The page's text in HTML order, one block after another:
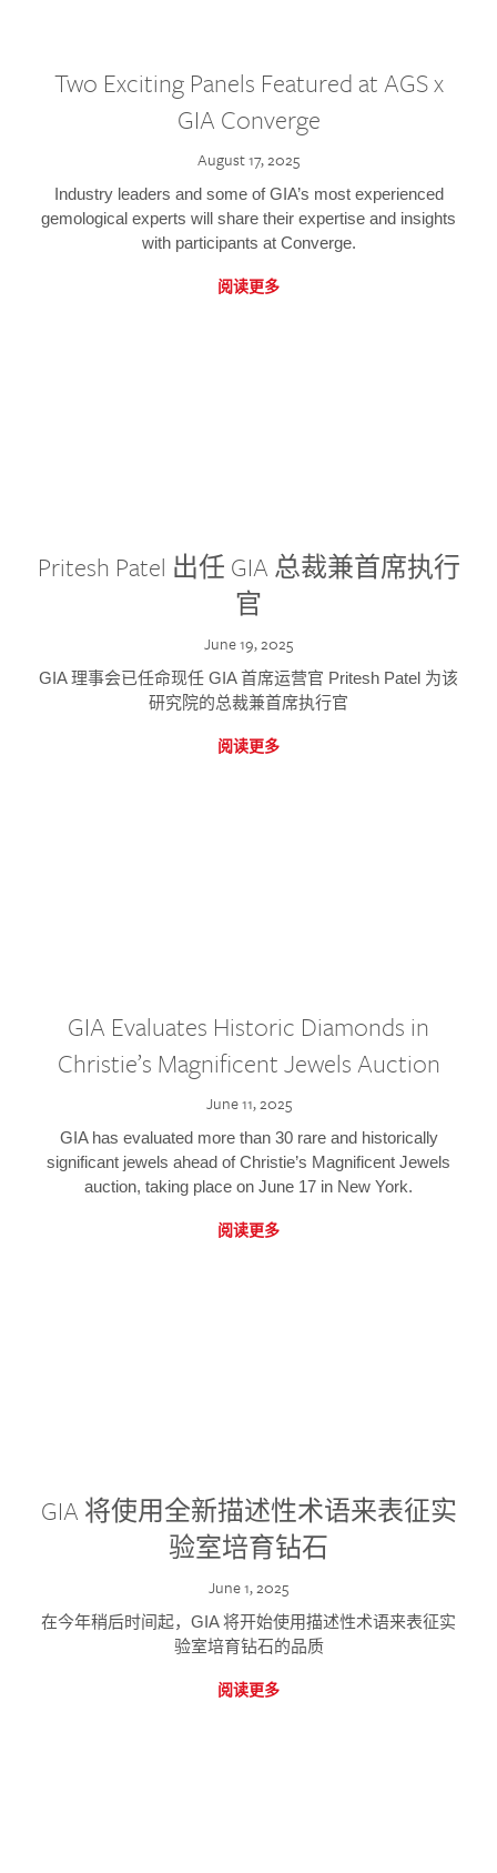
Two Exciting Panels Featured at AGS x
GIA Converge
August 17, 2025
Industry leaders and some of GIA’s most experienced
gemological experts will share their expertise and insights
with participants at Converge.
阅读更多
Pritesh Patel 出任 GIA 总裁兼首席执行
官
June 19, 2025
GIA 理事会已任命现任 GIA 首席运营官 Pritesh Patel 为该
研究院的总裁兼首席执行官
阅读更多
GIA Evaluates Historic Diamonds in
Christie’s Magnificent Jewels Auction
June 11, 2025
GIA has evaluated more than 30 rare and historically
significant jewels ahead of Christie’s Magnificent Jewels
auction, taking place on June 17 in New York.
阅读更多
GIA 将使用全新描述性术语来表征实
验室培育钻石
June 1, 2025
在今年稍后时间起，GIA 将开始使用描述性术语来表征实
验室培育钻石的品质
阅读更多